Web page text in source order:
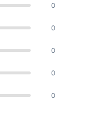
0
0
0
0
0